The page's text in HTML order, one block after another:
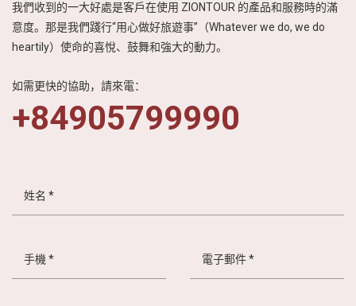
我們收到的一大好處是客戶在使用 ZIONTOUR 的產品和服務時的滿
意度。那是我們踐行“用心做好旅遊事”（Whatever we do, we do
heartily）使命的喜悅、鼓舞和強大的動力。
如需更快的協助，請來電：
+84905799990